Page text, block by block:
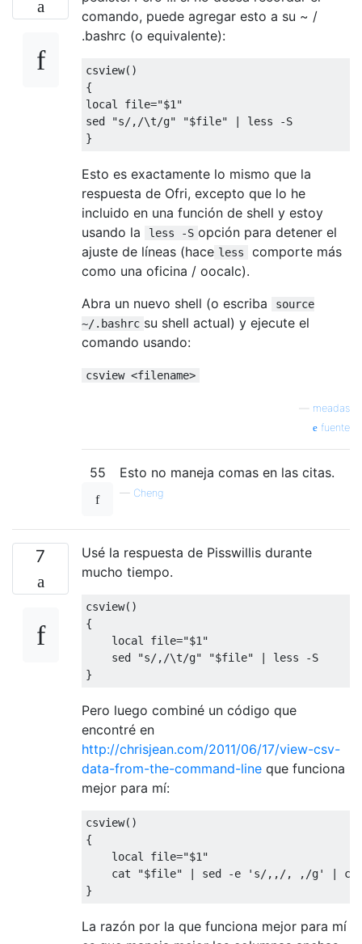
comando, puede agregar esto a su ~ /
.bashrc (o equivalente):
csview()
{
local file="$1"
sed "s/,/\t/g" "$file" | less -S
Esto es exactamente lo mismo que la
respuesta de Ofri, excepto que lo he
incluido en una función de shell y estoy
usando la
less -S opción para detener el
ajuste de líneas (hace less
comporte más
como una oficina / oocalc).
Abra un nuevo shell (o escriba
source
~/.bashrc su shell actual) y ejecute el
comando usando:
csview <filename>
meadas
fuente
55 Esto no maneja comas en las citas.
— Cheng
7
Usé la respuesta de Pisswillis durante
mucho tiempo.
csview()
{
    local file="$1"
    sed "s/,/\t/g" "$file" | less -S
Pero luego combiné un código que
encontré en
http://chrisjean.com/2011/06/17/view-csv-
data-from-the-command-line que funciona
mejor para mí:
csview()
{
    local file="$1"
cat "$file" | sed -e 's/,,/, ,/g' |
La razón por la que funciona mejor para mí